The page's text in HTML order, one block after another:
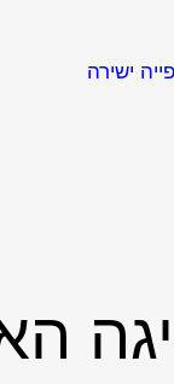
ישירה